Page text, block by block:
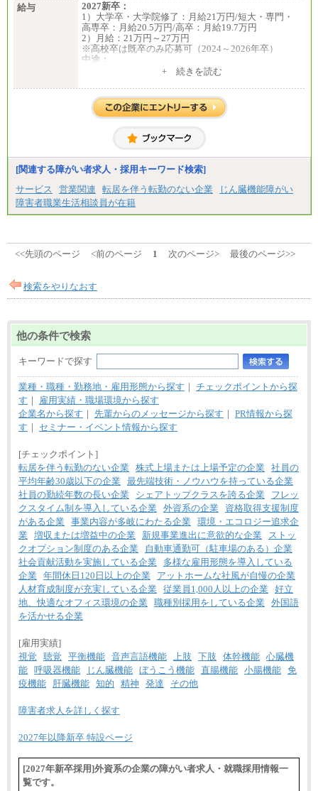
給与
2027新卒：
1）大学卒・大学院修了：月給21万円/短大・専門・
高専卒：月給20.5万円/高卒：月給19.7万円
2）月給：21万円～27万円
※高校卒は既卒のみ応募可（2024～2026年卒）
中途：
1）月給：21万円～25万円+ 続きを読む
[関連する障がい者求人・採用キーワード検索]
サービス
営業関連 転居を伴う転勤のない企業
じん臓機能障がい
障害者職業生活相談員が在籍
<<先頭のページ <前のページ 1 次のページ> 最後のページ>>
検索をやりなおす
他の条件で検索
キーワードで探す
業種・職種・勤務地・雇用形態から探す ｜ チェックポイントから探
す ｜
雇用実績・職場環境から探す
企業名から探す ｜ 先輩からのメッセージから探す ｜ PR情報から探
す ｜ セミナー・イベント情報から探す
[チェックポイント]
転居を伴う転勤のない企業 株式上場または上場予定の企業 社員の
平均年齢30歳以下の企業 最先端技術・ノウハウを持っている企業
社員の勤続年数の長い企業
シェアトップクラスを誇る企業
フレッ
クスタイム制を導入している企業 外資系の企業
資格取得支援制度
がある企業 事業内容が多岐にわたる企業 環境・エコロジー追求企
業 増収または増益中の企業 新規事業進出に意欲的な企業
ストッ
クオプション制度のある企業
自動車通勤可（駐車場のある）企業
社会貢献活動を実施している企業
多様な雇用形態を導入している
企業 年間休日120日以上の企業
アットホームな社風が自慢の企業
人材育成制度が充実している企業 従業員1,000人以上の企業 好立
地、快適なオフィス環境の企業 職種別採用をしている企業 外国語
を活かせる企業
[雇用実績]
視覚
聴覚 平衡機能 音声言語機能 上肢 下肢 体幹機能 心臓機
能 呼吸器機能 じん臓機能 ぼうこう機能 直腸機能 小腸機能 免
疫機能
肝臓機能 知的 精神 発達 その他
障害者求人を詳しく探す
2027年以降新卒 特設ページ
[2027年新卒採用]外資系の企業の障がい者求人・就職採用情報一
覧です。